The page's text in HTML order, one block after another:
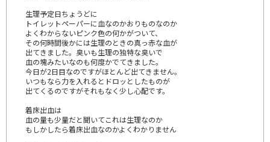
生理予定日ちょうどに
トイレットペーパーに血なのかおりものなのか
よくわからないピンク色の何かがついて、
その何時間後かには生理のときの真っ赤な血が
出てきました。臭いも生理の独特な臭いで
血の塊みたいなのも何度かでてきました。
今日が2日目なのですがほとんど出てきません。
いつもなら力を入れるとドロッとしたものが
出てくるのですがそれもなく少し心配です。
着床出血は
血の量も少量だと聞いてこれは生理なのか
もしかしたら着床出血なのかよくわかりません